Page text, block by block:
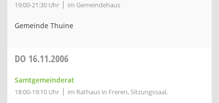
19:00-21:30 Uhr im Gemeindehaus
Gemeinde Thuine
DO 16.11.2006
Samtgemeinderat
18:00-19:10 Uhr im Rathaus in Freren, Sitzungssaal,